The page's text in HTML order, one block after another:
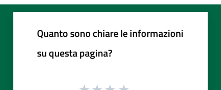
Quanto sono chiare le informazioni
su questa pagina?